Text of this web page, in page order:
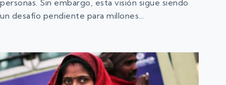
personas. Sin embargo, esta visión sigue siendo
un desafío pendiente para millones…